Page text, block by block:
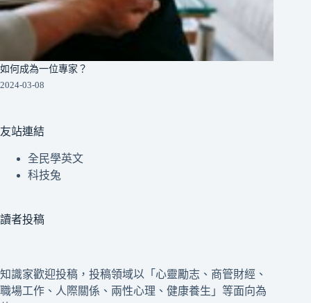
如何成為一位專家？
2024-03-08
友站連結
全民學英文
科技兔
讀者投稿
知識家歡迎投稿，投稿領域以「心靈勵志、商管財經、
職場工作、人際關係、兩性心理、健康養生」等面向為